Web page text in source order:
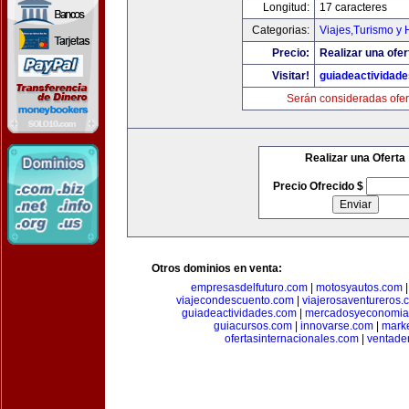
Longitud:
17 caracteres
Categorias:
Viajes,Turismo y
Precio:
Realizar una
Visitar!
Serán consideradas
Realizar una Oferta
Precio Ofrecido $
Otros dominios en venta:
empresasdelfuturo.com| motosyautos.com
viajecondescuento.com
guiadeactividades.com|
guiacursos.com| innovarse.com|
ofertasinternacionales.com